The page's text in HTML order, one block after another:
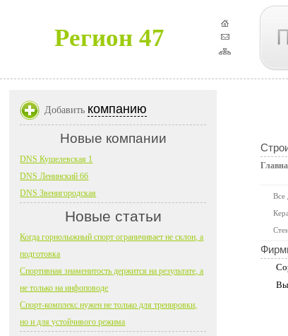
Регион 47
Все
Добавить компанию
Новые компании
DNS Кушелевская 1
DNS Ленинский 66
DNS Звенигородская
Новые статьи
Когда горнолыжный спорт ограничивает не склон, а
подготовка
Спортивная знаменитость держится на результате, а
не только на инфоповоде
Спорт-комплекс нужен не только для тренировки,
но и для устойчивого режима